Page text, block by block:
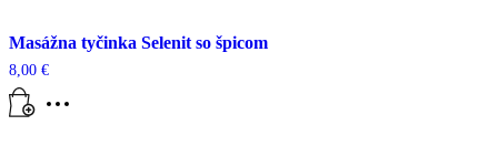
Masážna tyčinka Selenit so špicom
8,00 €